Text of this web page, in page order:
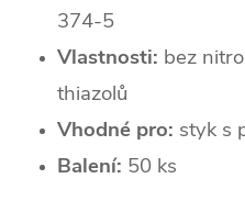
374-5
Vlastnosti: bez
thiazolů
Vhodné pro: styk s
Balení: 50 ks